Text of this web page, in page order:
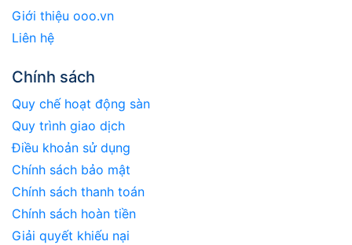
Giới thiệu ooo.vn
Liên hệ
Chính sách
Quy chế hoạt động sàn
Quy trình giao dịch
Điều khoản sử dụng
Chính sách bảo mật
Chính sách thanh toán
Chính sách hoàn tiền
Giải quyết khiếu nại